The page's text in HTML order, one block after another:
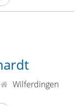
Wilferdingen